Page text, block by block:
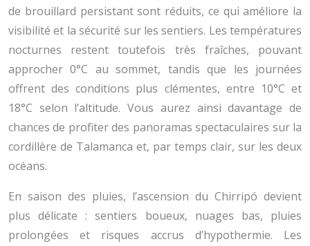
de brouillard persistant sont réduits, ce qui améliore la
visibilité et la sécurité sur les sentiers. Les températures
nocturnes restent toutefois très fraîches, pouvant
approcher 0°C au sommet, tandis que les journées
offrent des conditions plus clémentes, entre 10°C et
18°C selon l’altitude. Vous aurez ainsi davantage de
chances de profiter des panoramas spectaculaires sur la
cordillère de Talamanca et, par temps clair, sur les deux
océans.
En saison des pluies, l’ascension du Chirripó devient
plus délicate : sentiers boueux, nuages bas, pluies
prolongées et risques accrus d’hypothermie. Les